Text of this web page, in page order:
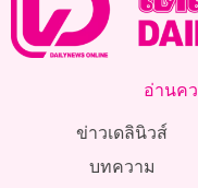
อ่านค
ข่าวเดลินิวส์
บทความ